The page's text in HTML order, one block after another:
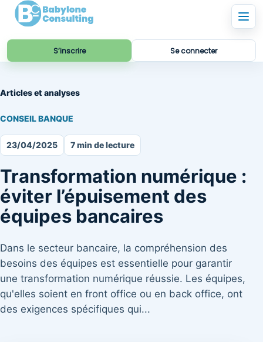
S’inscrire Se connecter
Articles et analyses
CONSEIL BANQUE
23/04/2025 7 min de lecture
Transformation numérique :
éviter l’épuisement des
équipes bancaires
Dans le secteur bancaire, la compréhension des
besoins des équipes est essentielle pour garantir
une transformation numérique réussie. Les équipes,
qu'elles soient en front office ou en back office, ont
des exigences spécifiques qui...